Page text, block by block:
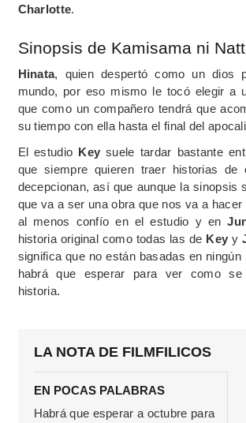
Charlotte.
Sinopsis de Kamisama ni
Hinata, quien despertó como un dios
mundo, por eso mismo le tocó elegir a
que como un compañero tendrá que
su tiempo con ella hasta el final del
El estudio Key suele tardar bastante
que siempre quieren traer historias de
decepcionan, así que aunque la sinopsis
que va a ser una obra que nos va a
al menos confío en el estudio y en
historia original como todas las de Key y
significa que no están basadas en ningún
habrá que esperar para ver como se
historia.
LA NOTA DE FILMFILICOS
EN POCAS PALABRAS
Habrá que esperar a octubre para